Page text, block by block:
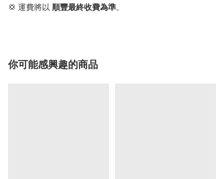
💢 運費將以 順豐最終收費為準。
你可能感興趣的商品